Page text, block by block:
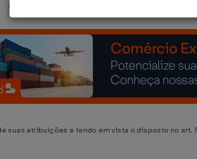
Regula a declaração do Imposto sobre Produtos
suas atribuições e tendo em vista o disposto no